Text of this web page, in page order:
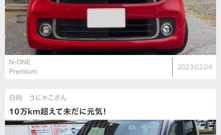
N-ONE
Premium
2023.02.04
日向 うにゃこさん
10万km超えて未だに元気！